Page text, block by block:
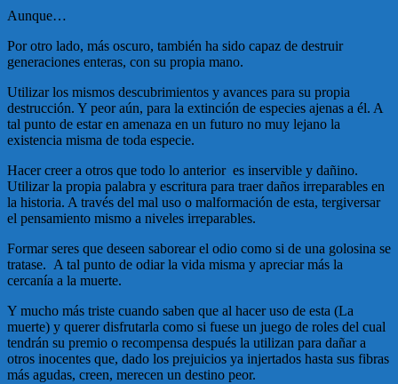
Aunque…
Por otro lado, más oscuro, también ha sido capaz de destruir
generaciones enteras, con su propia mano.
Utilizar los mismos descubrimientos y avances para su propia
destrucción. Y peor aún, para la extinción de especies ajenas a él. A
tal punto de estar en amenaza en un futuro no muy lejano la
existencia misma de toda especie.
Hacer creer a otros que todo lo anterior es inservible y dañino.
Utilizar la propia palabra y escritura para traer daños irreparables en
la historia. A través del mal uso o malformación de esta, tergiversar
el pensamiento mismo a niveles irreparables.
Formar seres que deseen saborear el odio como si de una golosina se
tratase. A tal punto de odiar la vida misma y apreciar más la
cercanía a la muerte.
Y mucho más triste cuando saben que al hacer uso de esta (La
muerte) y querer disfrutarla como si fuese un juego de roles del cual
tendrán su premio o recompensa después la utilizan para dañar a
otros inocentes que, dado los prejuicios ya injertados hasta sus fibras
más agudas, creen, merecen un destino peor.